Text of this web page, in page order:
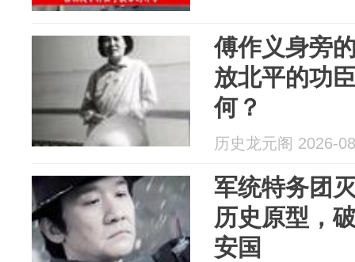
傅作义身旁
放北平的功
何？
历史龙元阁 2026-
军统特务团
历史原型，
安国